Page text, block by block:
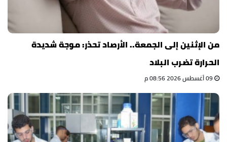
من الإثنين إلى الجمعة.. الأرصاد تحذر: موجة شديدة
الحرارة تضرب البلاد